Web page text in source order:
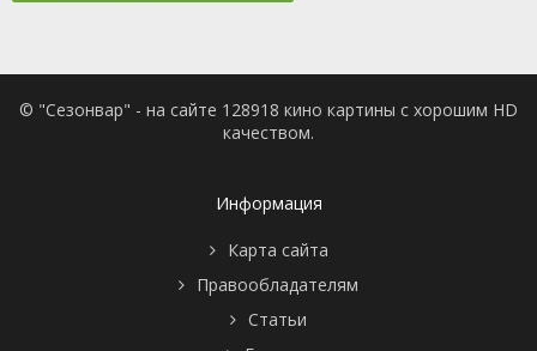
© "Сезонвар" - на сайте 128918 кино картины с хорошим HD
качеством.
Информация
Карта сайта
Правообладателям
Статьи